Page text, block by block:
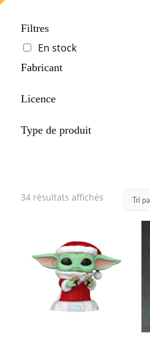
Filtres
En stock
Fabricant
Licence
Type de produit
34 résultats affichésTrié